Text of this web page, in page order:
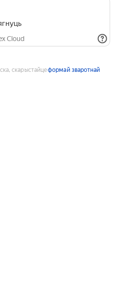
Cloud
скарыстайцеформай зваротнай